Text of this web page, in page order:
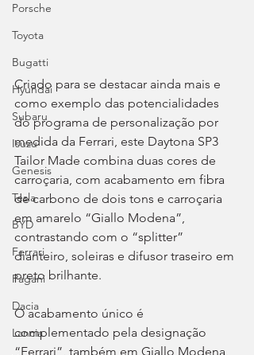
Porsche
Toyota
Bugatti
Hyundai
Subaru
Isuzu
Genesis
Tesla
BYD
Ferrari
Pagani
Dacia
Lancia
Criado para se destacar ainda mais e
como exemplo das potencialidades
do programa de personalização por
medida da Ferrari, este Daytona SP3
Tailor Made combina duas cores de
carroçaria, com acabamento em fibra
de carbono de dois tons e carroçaria
em amarelo “Giallo Modena”,
contrastando com o “splitter”
dianteiro, soleiras e difusor traseiro em
preto brilhante.
O acabamento único é
complementado pela designação
“Ferrari”, também em Giallo Modena,